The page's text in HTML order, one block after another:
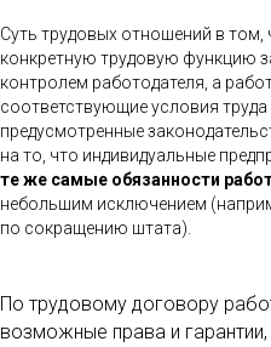
Суть трудовых отношений в
конкретную трудовую функцию
контролем работодателя, а
соответствующие условия труда
предусмотренные
на то, что индивидуальные
те же самые обязанности
небольшим исключением
по сокращению штата).
По трудовому договору
возможные права и